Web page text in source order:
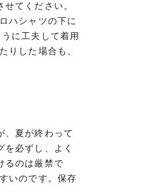
てください。
ハシャツの下に
に工夫して着用
りした場合も、
、夏が終わって
必ずし、よく
るのは厳禁で
いのです。保存